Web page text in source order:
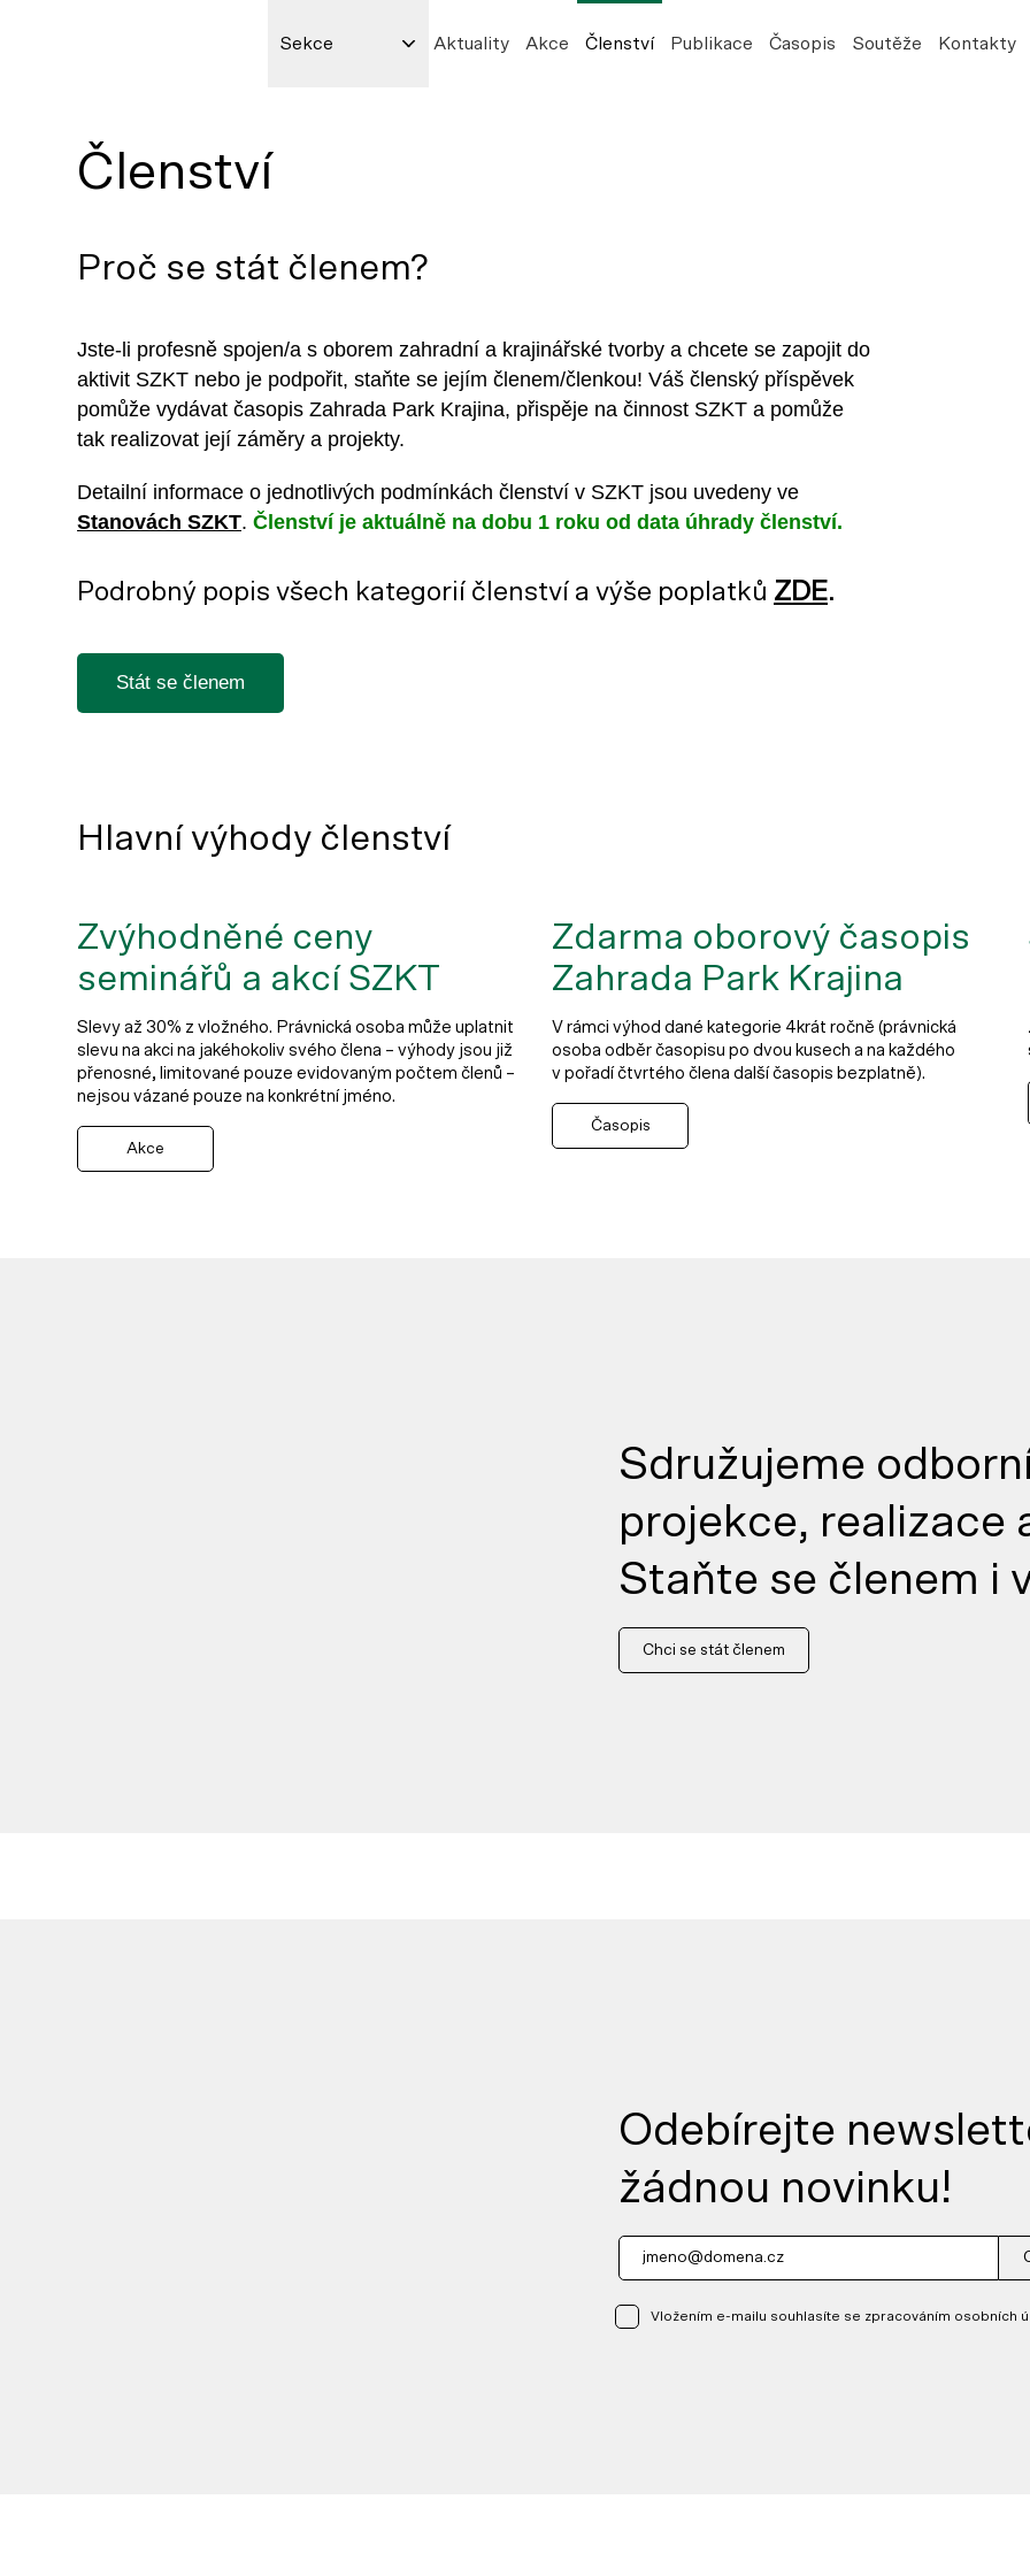
Sekce Aktuality Akce Členství Publikace Časopis Soutěže Kontakty
Členství
Proč se stát členem?
Jste-li profesně spojen/a s oborem zahradní a krajinářské tvorby a chcete se zapojit do
aktivit SZKT nebo je podpořit, staňte se jejím členem/členkou! Váš členský příspěvek
pomůže vydávat časopis Zahrada Park Krajina, přispěje na činnost SZKT a pomůže
tak realizovat její záměry a projekty.
Detailní informace o jednotlivých podmínkách členství v SZKT jsou uvedeny ve
Stanovách SZKT. Členství je aktuálně na dobu 1 roku od data úhrady členství.
Podrobný popis všech kategorií členství a výše poplatků ZDE.
Stát se členem
Hlavní výhody členství
Zvýhodněné ceny
seminářů a akcí SZKT
Slevy až 30% z vložného. Právnická osoba může uplatnit
slevu na akci na jakéhokoliv svého člena – výhody jsou již
přenosné, limitované pouze evidovaným počtem členů –
nejsou vázané pouze na konkrétní jméno.
Akce
Zdarma oborový časopis
Zahrada Park Krajina
V rámci výhod dané kategorie 4krát ročně (právnická
osoba odběr časopisu po dvou kusech a na každého
v pořadí čtvrtého člena další časopis bezplatně).
Časopis
Sdružujeme
projekce, realizace
Staňte se členem i
Chci se stát členem
Odebírejte
žádnou novinku!
Vložením e-mailu souhlasíte se zpracováním osobních